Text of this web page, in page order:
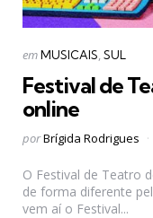
Categorias
Postado
emMUSICAIS SUL
Festival de
online
Postado
porBrígida Rodrigues
O Festival de Teatro
de forma diferente
vem aí o Festival...